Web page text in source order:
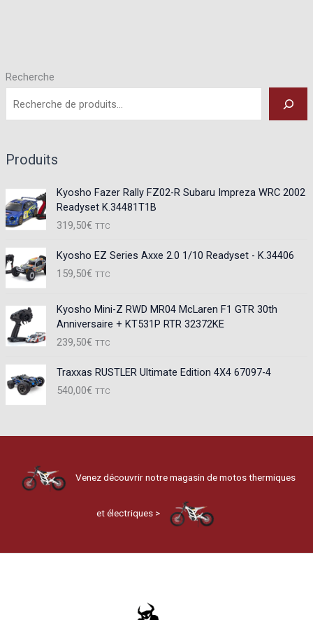
Recherche
Produits
Kyosho Fazer Rally FZ02-R Subaru Impreza WRC 2002
Readyset K.34481T1B
319,50€ TTC
Kyosho EZ Series Axxe 2.0 1/10 Readyset - K.34406
159,50€ TTC
Kyosho Mini-Z RWD MR04 McLaren F1 GTR 30th
Anniversaire + KT531P RTR 32372KE
239,50€ TTC
Traxxas RUSTLER Ultimate Edition 4X4 67097-4
540,00€ TTC
Venez découvrir notre magasin de motos thermiques
et électriques >